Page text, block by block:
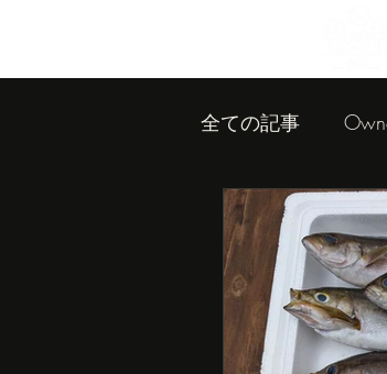
全ての記事
小屋作り内装編